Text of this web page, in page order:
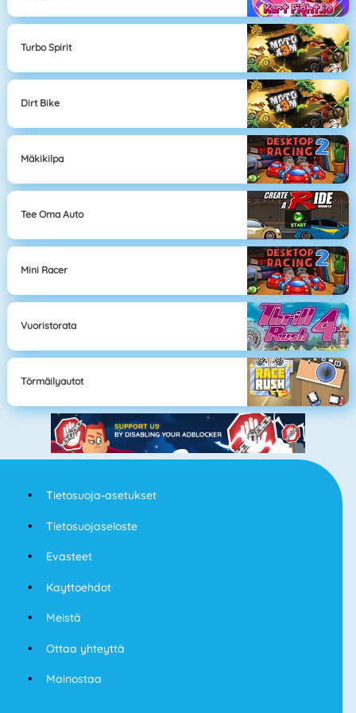
Turbo Spirit
Dirt Bike
Mäkikilpa
Tee Oma Auto
Mini Racer
Vuoristorata
Törmäilyautot
Tietosuoja-asetukset
Tietosuojaseloste
Evasteet
Kayttoehdot
Meistä
Ottaa yhteyttä
Mainostaa